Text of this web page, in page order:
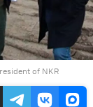
of NKR